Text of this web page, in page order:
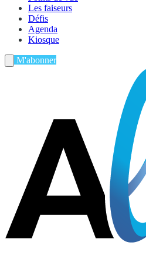
Les faiseurs
Défis
Agenda
Kiosque
M'abonner